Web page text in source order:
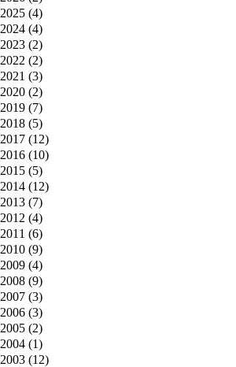
2025 (4)
2024 (4)
2023 (2)
2022 (2)
2021 (3)
2020 (2)
2019 (7)
2018 (5)
2017 (12)
2016 (10)
2015 (5)
2014 (12)
2013 (7)
2012 (4)
2011 (6)
2010 (9)
2009 (4)
2008 (9)
2007 (3)
2006 (3)
2005 (2)
2004 (1)
2003 (12)